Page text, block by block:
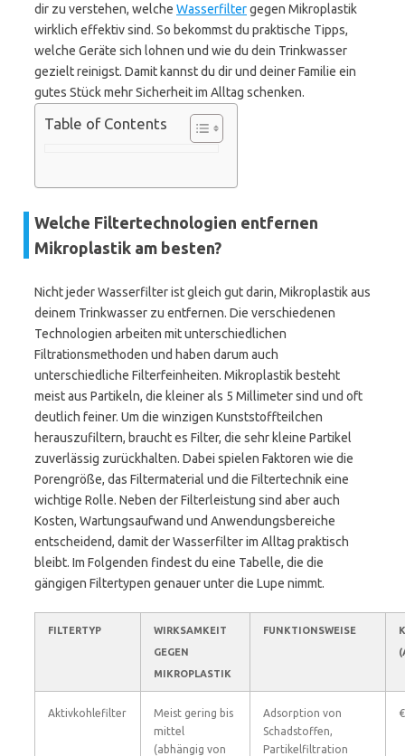
dir zu verstehen, welche Wasserfiltergegen Mikroplastik
wirklich effektiv sind. So bekommst du praktische Tipps,
welche Geräte sich lohnen und wie du dein Trinkwasser
gezielt reinigst. Damit kannst du dir und deiner Familie ein
gutes Stück mehr Sicherheit im Alltag schenken.
Table of Contents
Welche Filtertechnologien entfernen
Mikroplastik am besten?
Nicht jeder Wasserfilter ist gleich gut darin, Mikroplastik aus
deinem Trinkwasser zu entfernen. Die verschiedenen
Technologien arbeiten mit unterschiedlichen
Filtrationsmethoden und haben darum auch
unterschiedliche Filterfeinheiten. Mikroplastik besteht
meist aus Partikeln, die kleiner als 5 Millimeter sind und oft
deutlich feiner. Um die winzigen Kunststoffteilchen
herauszufiltern, braucht es Filter, die sehr kleine Partikel
zuverlässig zurückhalten. Dabei spielen Faktoren wie die
Porengröße, das Filtermaterial und die Filtertechnik eine
wichtige Rolle. Neben der Filterleistung sind aber auch
Kosten, Wartungsaufwand und Anwendungsbereiche
entscheidend, damit der Wasserfilter im Alltag praktisch
bleibt. Im Folgenden findest du eine Tabelle, die die
gängigen Filtertypen genauer unter die Lupe nimmt.
FILTERTYP
WIRKSAMKEIT
GEGEN
MIKROPLASTIK
FUNKTIONSWEISE
Aktivkohlefilter
Meist gering bis
mittel
(abhängig von
Adsorption von
Schadstoffen,
Partikelfiltration